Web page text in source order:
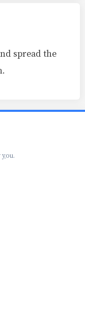
spread the
you.